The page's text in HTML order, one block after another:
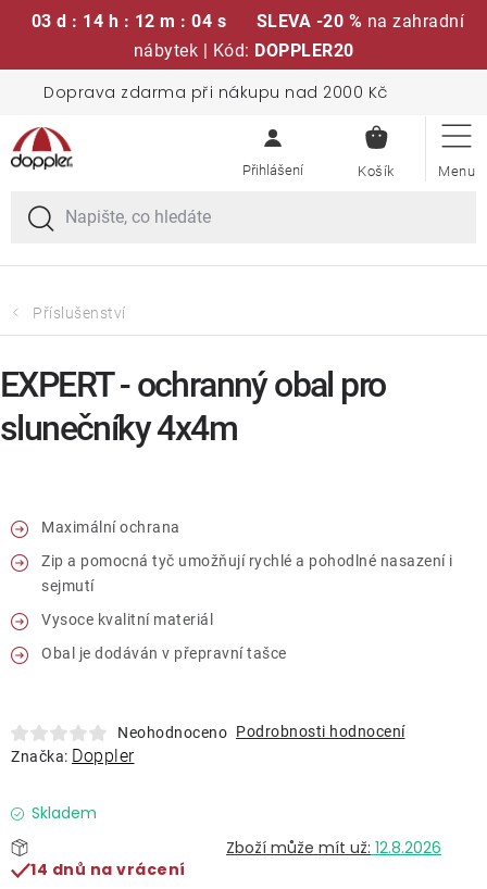
03 d : 14 h : 12 m : 04 s SLEVA -20 % na zahradní
nábytek | Kód: DOPPLER20
obsah
Doprava zdarma při nákupu nad 2000 Kč
KOŠÍK
Sedací soupravy
Slunečníky
Křesla a židle
Lavice a houpačky
Doplňky
Deštníky
Kolekce
Příslušenství
Maximální ochrana
Zip a pomocná tyč umožňují rychlé a pohodlné nasazení i
sejmutí
Vysoce kvalitní materiál
Obal je dodáván v přepravní tašce
Neohodnoceno Podrobnosti hodnocení
Značka: Doppler
Skladem
12.8.2026
14 dnů na vrácení
EXPERT - ochranný obal pro
slunečníky 4x4m